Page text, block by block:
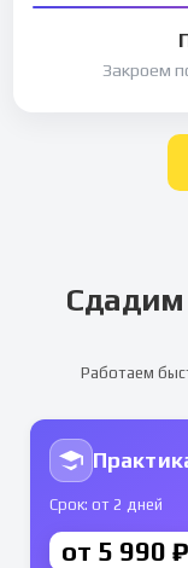
Закроем
Сдадим
Работаем
Срок: от 2 дней
от 5 990 ₽